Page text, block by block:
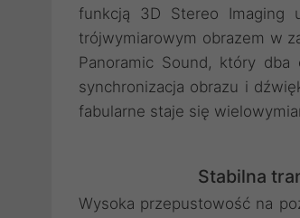
funkcją 3D Stereo Imaging
trójwymiarowym obrazem w
Panoramic Sound, który
synchronizacja obrazu i
fabularne staje się
Stabilna
Wysoka przepustowość na